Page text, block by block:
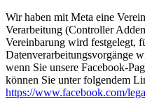
Wir haben mit Meta eine
Verarbeitung (Controller
Vereinbarung wird festgelegt,
Datenverarbeitungsvorgänge
wenn Sie unsere Facebook-
können Sie unter folgendem
https://www.facebook.com/